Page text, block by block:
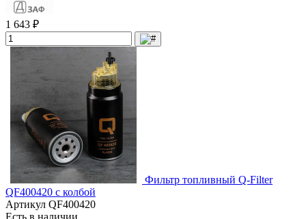
1 643 ₽
Фильтр топливный Q-Filter
QF400420 с колбой
Артикул QF400420
Есть в наличии